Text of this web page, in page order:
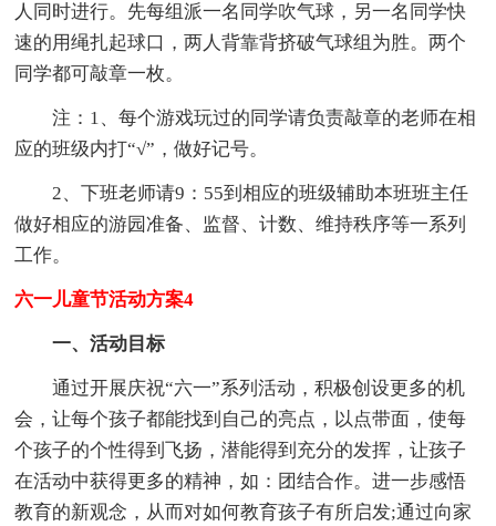
人同时进行。先每组派一名同学吹气球，另一名同学快
速的用绳扎起球口，两人背靠背挤破气球组为胜。两个
同学都可敲章一枚。
注：1、每个游戏玩过的同学请负责敲章的老师在相
应的班级内打“√”，做好记号。
2、下班老师请9：55到相应的班级辅助本班班主任
做好相应的游园准备、监督、计数、维持秩序等一系列
工作。
六一儿童节活动方案4
一、活动目标
通过开展庆祝“六一”系列活动，积极创设更多的机
会，让每个孩子都能找到自己的亮点，以点带面，使每
个孩子的个性得到飞扬，潜能得到充分的发挥，让孩子
在活动中获得更多的精神，如：团结合作。进一步感悟
教育的新观念，从而对如何教育孩子有所启发;通过向家